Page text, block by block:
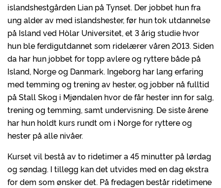
islandshestgården Lian på Tynset. Der jobbet hun fra
ung alder av med islandshester, før hun tok utdannelse
på Island ved Hòlar Universitet, et 3 årig studie hvor
hun ble ferdigutdannet som ridelærer våren 2013. Siden
da har hun jobbet for topp avlere og ryttere både på
Island, Norge og Danmark. Ingeborg har lang erfaring
med temming og trening av hester, og jobber nå fulltid
på Stall Skog i Mjøndalen hvor de får hester inn for salg,
trening og temming, samt undervisning. De siste årene
har hun holdt kurs rundt om i Norge for ryttere og
hester på alle nivåer.
Kurset vil bestå av to ridetimer a 45 minutter på lørdag
og søndag. I tillegg kan det utvides med en dag ekstra
for dem som ønsker det. På fredagen består ridetimene